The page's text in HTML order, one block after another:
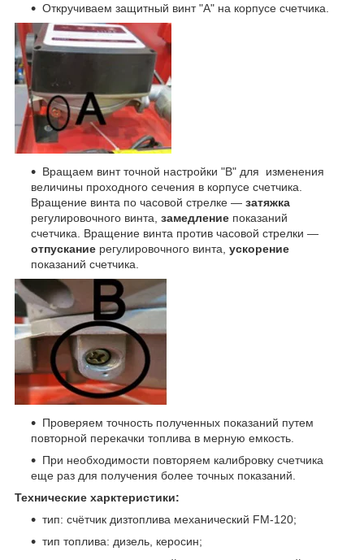
Откручиваем защитный винт "А" на корпусе счетчика.
Вращаем винт точной настройки "В" для изменения
величины проходного сечения в корпусе счетчика.
Вращение винта по часовой стрелке — затяжка
регулировочного винта, замедление показаний
счетчика. Вращение винта против часовой стрелки —
отпускание регулировочного винта, ускорение
показаний счетчика.
Проверяем точность полученных показаний путем
повторной перекачки топлива в мерную емкость.
При необходимости повторяем калибровку счетчика
еще раз для получения более точных показаний.
Технические харктеристики:
тип: счётчик дизтоплива механический FM-120;
тип топлива: дизель, керосин;